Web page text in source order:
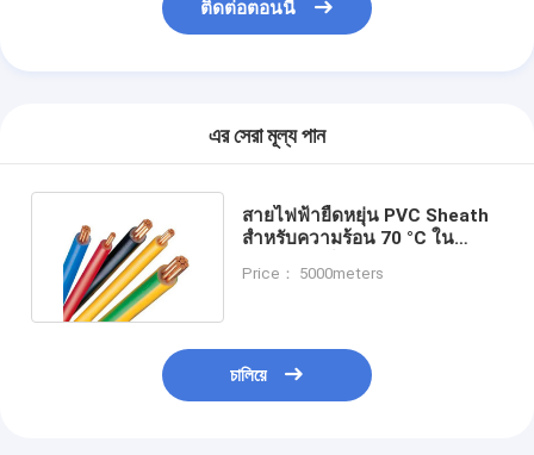
ติดต่อตอนนี้
এর সেরা মূল্য পান
สายไฟฟ้ายืดหยุ่น PVC Sheath
สําหรับความร้อน 70 °C ใน
Price： 5000meters
চালিয়ে